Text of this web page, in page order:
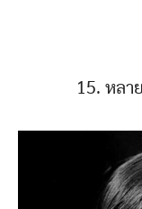
15. หลา